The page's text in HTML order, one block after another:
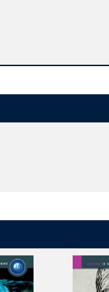
requirements with
tips, highlighted
in print